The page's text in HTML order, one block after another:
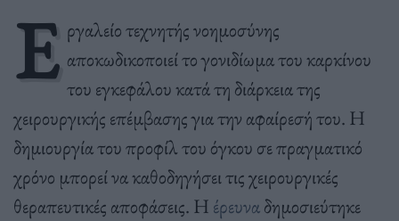
Ε ργαλείο τεχνητής νοημοσύνης
αποκωδικοποιεί το γονιδίωμα του καρκίνου
του εγκεφάλου κατά τη διάρκεια της
χειρουργικής επέμβασης για την αφαίρεσή του. Η
δημιουργία του προφίλ του όγκου σε πραγματικό
χρόνο μπορεί να καθοδηγήσει τις χειρουργικές
θεραπευτικές αποφάσεις. Η έρευναδημοσιεύτηκε